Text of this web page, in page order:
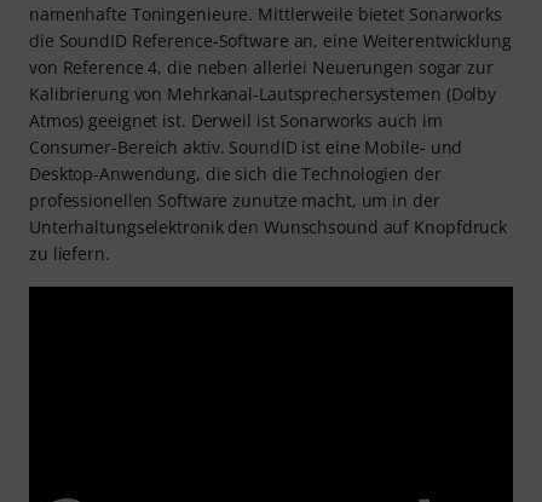
namenhafte Toningenieure. Mittlerweile bietet Sonarworks
die SoundID Reference-Software an, eine Weiterentwicklung
von Reference 4, die neben allerlei Neuerungen sogar zur
Kalibrierung von Mehrkanal-Lautsprechersystemen (Dolby
Atmos) geeignet ist. Derweil ist Sonarworks auch im
Consumer-Bereich aktiv. SoundID ist eine Mobile- und
Desktop-Anwendung, die sich die Technologien der
professionellen Software zunutze macht, um in der
Unterhaltungselektronik den Wunschsound auf Knopfdruck
zu liefern.